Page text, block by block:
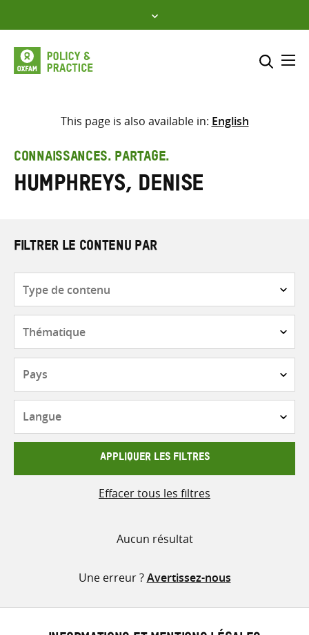
to
content
Sélectionner l’emplacement
Saisir
les
termes
This page is also available in: English
CONNAISSANCES. PARTAGE.
Humphreys, Denise
FILTRER LE CONTENU PAR
contenu
APPLIQUER LES FILTRES
Effacer tous les filtres
Aucun résultat
Une erreur ?Avertissez-nous